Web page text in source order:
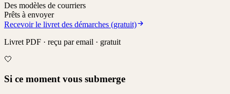
Des modèles de courriers
Prêts à envoyer
Recevoir le livret des démarches (gratuit)
Livret PDF · reçu par email · gratuit
🤍
Si ce moment vous submerge